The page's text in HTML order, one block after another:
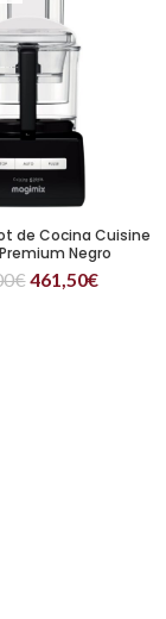
de Cocina Cuisine
Negro
€461,50€